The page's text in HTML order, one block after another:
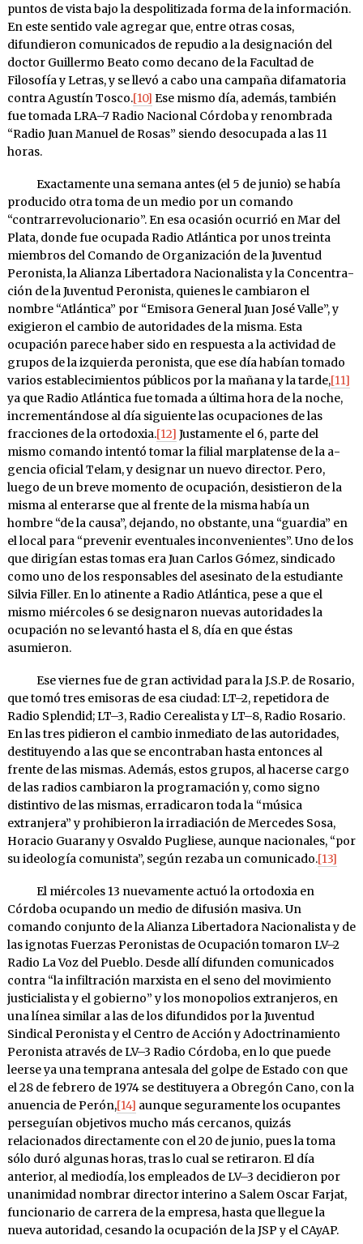
pun­tos de vista bajo la despolitizada forma de la información.
En este sentido vale agre­gar que, entre otras cosas,
difundieron co­munica­dos de repu­dio a la designación del
doctor Guillermo Bea­to como decano de la Facul­tad de
Filosofía y Letras, y se llevó a cabo una campaña difamato­ria
contra Agustín Tos­co.[10] Ese mismo día, además, también
fue to­mada LRA–7 Radio Nacional Córdoba y re­nombra­da
“Radio Juan Ma­nuel de Ro­sas” siendo desocupa­da a las 11
horas.
Exactamente una semana antes (el 5 de junio) se había
produ­cido otra toma de un medio por un comando
“contrarrevolucionario”. En esa oca­sión ocurrió en Mar del
Plata, donde fue ocupada Radio At­lántica por unos treinta
miem­bros del Comando de Organización de la Juven­tud
Pero­nista, la Alianza Li­bertadora Na­cionalista y la Concentra­
ción de la Juventud Peronis­ta, quienes le cambiaron el
nombre “At­lánti­ca” por “Emisora Gene­ral Juan José Valle”, y
exi­gieron el cambio de autoridades de la misma. Esta
ocupación parece haber sido en res­puesta a la actividad de
grupos de la izquierda pero­nista, que ese día habían tomado
varios establecimientos públicos por la mañana y la tarde,[11]
ya que Radio Atlántica fue tomada a úl­ti­ma hora de la no­che,
incrementándose al día si­guiente las ocu­pa­ciones de las
fracciones de la ortodoxia.[12] Justamente el 6, par­te del
mismo coman­do intentó to­mar la filial mar­platense de la a­
gen­cia oficial Te­lam, y designar un nuevo director. Pero,
luego de un breve momento de ocupación, desistieron de la
misma al ente­rar­se que al frente de la misma ha­bía un
hombre “de la causa”, dejan­do, no obs­tante, una “guardia” en
el local para “pre­venir eventua­les incon­venientes”. Uno de los
que dirigían estas tomas era Juan Car­los Gómez, sindicado
como uno de los res­ponsa­bles del asesinato de la estudiante
Silvia Filler. En lo atinente a Radio Atlántica, pese a que el
mismo miércoles 6 se designaron nuevas autoridades la
ocupación no se levantó hasta el 8, día en que és­tas
asumieron.
Ese viernes fue de gran actividad para la J.S.P. de Rosario,
que tomó tres emisoras de esa ciudad: LT–2, repetidora de
Radio Splen­did; LT–3, Radio Cerealista y LT–8, Radio Rosario.
En las tres pidieron el cambio inmediato de las autoridades,
destituyendo a las que se encontraban hasta entonces al
frente de las mismas. Ade­más, estos grupos, al hacerse cargo
de las radios cambiaron la programación y, como signo
distintivo de las mismas, erradicaron toda la “música
extranjera” y prohibieron la irradiación de Mercedes Sosa,
Horacio Guarany y Osvaldo Pugliese, aunque nacionales, “por
su ideología comunista”, según rezaba un comunicado.[13]
El miércoles 13 nuevamente actuó la ortodoxia en
Córdoba ocu­pando un medio de difusión masiva. Un
comando conjunto de la A­lianza Li­berta­dora Naciona­lista y de
las ignotas Fuerzas Pe­ronis­tas de Ocupación tomaron LV–2
Ra­dio La Voz del Pueblo. Desde allí difunden comunicados
contra “la infiltración marxista en el seno del movimiento
justicialista y el gobierno” y los monopolios ex­tranjeros, en
una línea similar a las de los difundidos por la Ju­ventud
Sindical Peronista y el Centro de Acción y Adoctrinamiento
Peronista através de LV–3 Radio Córdoba, en lo que puede
leerse ya una temprana antesala del golpe de Estado con que
el 28 de febrero de 1974 se destituyera a Obregón Cano, con la
anuencia de Pe­rón,[14] aunque seguramente los ocupantes
perseguían objetivos mu­cho más cercanos, quizás
relacionados directa­mente con el 20 de junio, pues la toma
sólo duró algunas horas, tras lo cual se reti­raron. El día
anterior, al mediodía, los empleados de LV–3 decidie­ron por
unanimidad nombrar director inte­rino a Salem Oscar Far­jat,
funcio­nario de carrera de la empre­sa, hasta que lle­gue la
nueva autori­dad, cesando la ocupación de la JSP y el CAyAP.